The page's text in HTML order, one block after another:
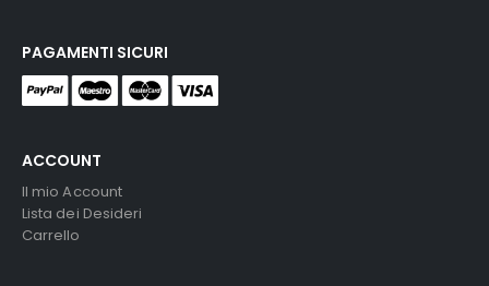
ACCOUNT
Il mio Account
Lista dei Desideri
Carrello
PAGAMENTI SICURI